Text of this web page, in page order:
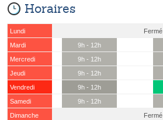
Horaires
Lundi
Fermé
Mardi
9h - 12h
Mercredi
9h - 12h
Jeudi
9h - 12h
Vendredi
9h - 12h
Samedi
9h - 12h
Dimanche
Fermé